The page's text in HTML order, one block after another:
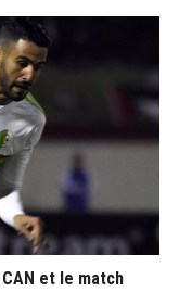
et le match